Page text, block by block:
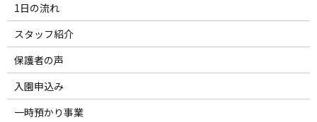
1日の流れ
スタッフ紹介
保護者の声
入園申込み
一時預かり事業